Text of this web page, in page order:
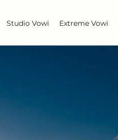
Studio Vowi Extreme Vowi